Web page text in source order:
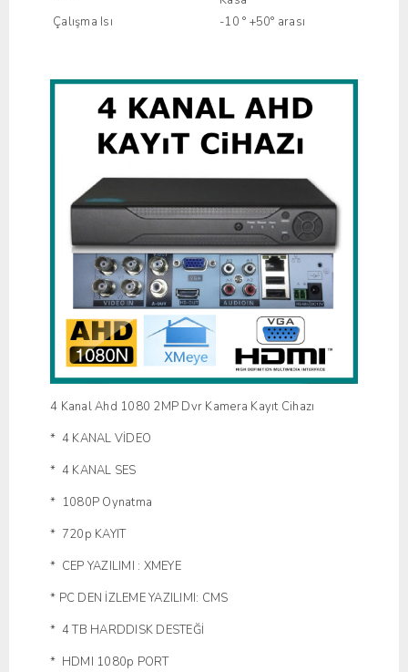
Çalışma Isı
-10 ° +50° arası
4 Kanal Ahd 1080 2MP Dvr Kamera Kayıt Cihazı
* 4 KANAL VİDEO
* 4 KANAL SES
* 1080P Oynatma
* 720p KAYIT
* CEP YAZILIMI : XMEYE
* PC DEN İZLEME YAZILIMI: CMS
* 4 TB HARDDISK DESTEĞİ
* HDMI 1080p PORT